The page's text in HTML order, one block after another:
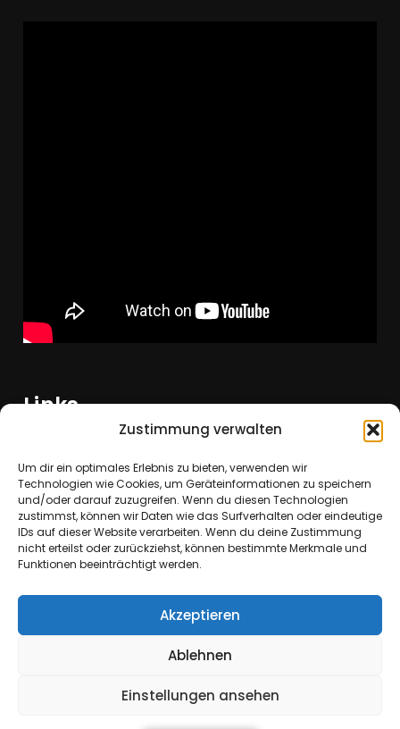
Zustimmung verwalten
Um dir ein optimales Erlebnis zu bieten, verwenden wir
Technologien wie Cookies, um Geräteinformationen zu speichern
und/oder darauf zuzugreifen. Wenn du diesen Technologien
zustimmst, können wir Daten wie das Surfverhalten oder eindeutige
IDs auf dieser Website verarbeiten. Wenn du deine Zustimmung
nicht erteilst oder zurückziehst, können bestimmte Merkmale und
Funktionen beeinträchtigt werden.
Akzeptieren
Ablehnen
Einstellungen ansehen
Links
Datenschutzerklärung
Impressum
Sitemap
Login
Copyright © All rights reserved. Theme Kids
School byCreativ Themes